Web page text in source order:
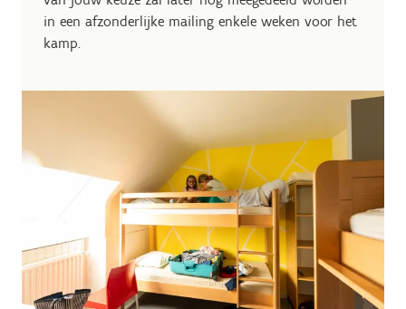
in een afzonderlijke mailing enkele weken voor het
kamp.